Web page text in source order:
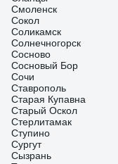
Смоленск
Сокол
Соликамск
Солнечногорск
Сосново
Сосновый Бор
Сочи
Ставрополь
Старая Купавна
Старый Оскол
Стерлитамак
Ступино
Сургут
Сызрань